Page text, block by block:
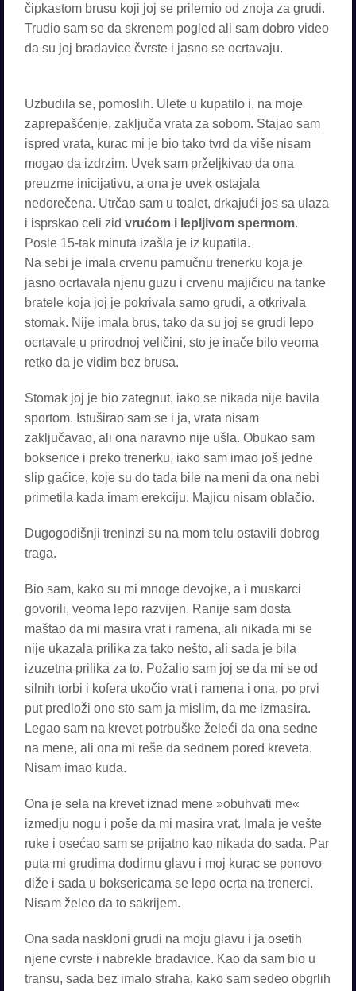
čipkastom brusu koji joj se prilemio od znoja za grudi.
Trudio sam se da skrenem pogled ali sam dobro video
da su joj bradavice čvrste i jasno se ocrtavaju.
Uzbudila se, pomoslih. Ulete u kupatilo i, na moje
zaprepašćenje, zaključa vrata za sobom. Stajao sam
ispred vrata, kurac mi je bio tako tvrd da više nisam
mogao da izdrzim. Uvek sam prželjkivao da ona
preuzme inicijativu, a ona je uvek ostajala
nedorečena. Utrčao sam u toalet, drkajući jos sa ulaza
i isprskao celi zid vrućom i lepljivom spermom.
Posle 15-tak minuta izašla je iz kupatila.
Na sebi je imala crvenu pamučnu trenerku koja je
jasno ocrtavala njenu guzu i crvenu majičicu na tanke
bratele koja joj je pokrivala samo grudi, a otkrivala
stomak. Nije imala brus, tako da su joj se grudi lepo
ocrtavale u prirodnoj veličini, sto je inače bilo veoma
retko da je vidim bez brusa.
Stomak joj je bio zategnut, iako se nikada nije bavila
sportom. Istuširao sam se i ja, vrata nisam
zaključavao, ali ona naravno nije ušla. Obukao sam
bokserice i preko trenerku, iako sam imao još jedne
slip gaćice, koje su do tada bile na meni da ona nebi
primetila kada imam erekciju. Majicu nisam oblačio.
Dugogodišnji treninzi su na mom telu ostavili dobrog
traga.
Bio sam, kako su mi mnoge devojke, a i muskarci
govorili, veoma lepo razvijen. Ranije sam dosta
maštao da mi masira vrat i ramena, ali nikada mi se
nije ukazala prilika za tako nešto, ali sada je bila
izuzetna prilika za to. Požalio sam joj se da mi se od
silnih torbi i kofera ukočio vrat i ramena i ona, po prvi
put predloži ono sto sam ja mislim, da me izmasira.
Legao sam na krevet potrbuške želeći da ona sedne
na mene, ali ona mi reše da sednem pored kreveta.
Nisam imao kuda.
Ona je sela na krevet iznad mene »obuhvati me«
izmedju nogu i poše da mi masira vrat. Imala je vešte
ruke i osećao sam se prijatno kao nikada do sada. Par
puta mi grudima dodirnu glavu i moj kurac se ponovo
diže i sada u boksericama se lepo ocrta na trenerci.
Nisam želeo da to sakrijem.
Ona sada naskloni grudi na moju glavu i ja osetih
njene cvrste i nabrekle bradavice. Kao da sam bio u
transu, sada bez imalo straha, kako sam sedeo obgrlih